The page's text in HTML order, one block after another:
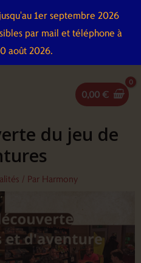
1er septembre 2026
par mail et téléphone à
août 2026.
0,00 €
du jeu de
/ Par Harmony